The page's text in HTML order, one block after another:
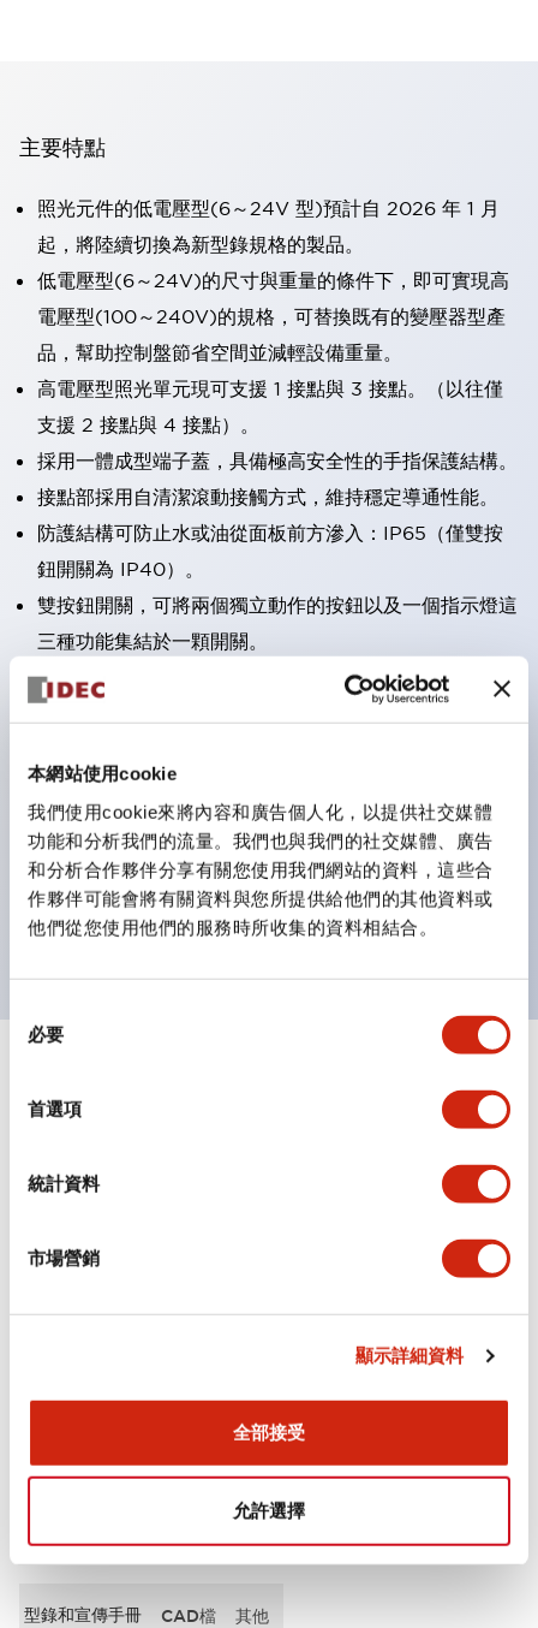
本網站使用cookie
我們使用cookie來將內容和廣告個人化，以提供社交媒體
功能和分析我們的流量。我們也與我們的社交媒體、廣告
和分析合作夥伴分享有關您使用我們網站的資料，這些合
作夥伴可能會將有關資料與您所提供給他們的其他資料或
他們從您使用他們的服務時所收集的資料相結合。
必要
首選項
統計資料
市場營銷
顯示詳細資料
全部接受
允許選擇
主要特點
照光元件的低電壓型(6～24V 型)預計自 2026 年 1 月
起，將陸續切換為新型錄規格的製品。
低電壓型(6～24V)的尺寸與重量的條件下，即可實現高
電壓型(100～240V)的規格，可替換既有的變壓器型產
品，幫助控制盤節省空間並減輕設備重量。
高電壓型照光單元現可支援 1 接點與 3 接點。（以往僅
支援 2 接點與 4 接點）。
採用一體成型端子蓋，具備極高安全性的手指保護結構。
接點部採用自清潔滾動接觸方式，維持穩定導通性能。
防護結構可防止水或油從面板前方滲入：IP65（僅雙按
鈕開關為 IP40）。
雙按鈕開關，可將兩個獨立動作的按鈕以及一個指示燈這
三種功能集結於一顆開關。
完整支援全球各地需求的多種電壓規格。
顏色。
支援色彩通用設計（CUD）：可清楚辨識正方平頭形指
示燈的亮燈/熄燈狀態，以及點燈時的顏色識別。
符合 ISO 3864-4 安全色規範：在危險或緊急狀況下，
顏色表現更明確鮮明，便於更多人識別。
電氣規範（額定照明部分）
環境規範
型錄和宣傳手冊 CAD檔 其他